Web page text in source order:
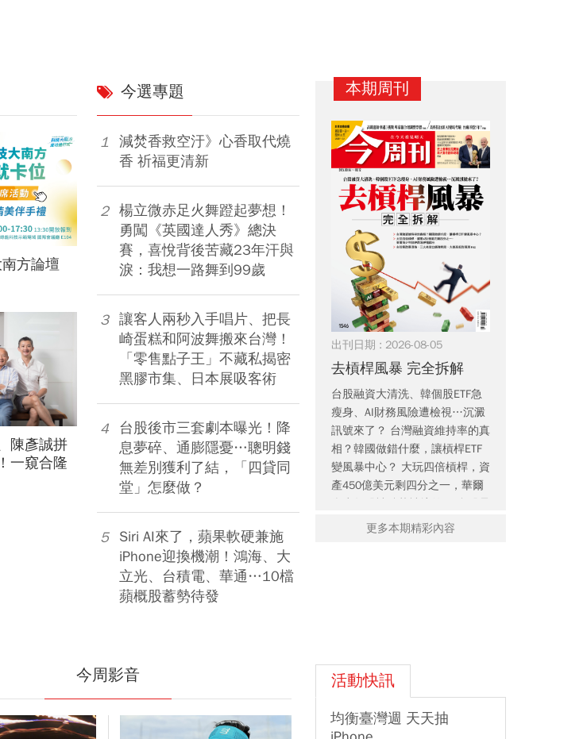
方論壇
陳彥誠拼
一窺合隆
高股息抗跌王選誰？台
股7月跌6％，它竟逆勢
漲4％...
小資族勝率最高ETF配置
法公開：0050搭這「越
簡單越賺」
世界健身-KY營收大勝，
獲利輸給柏文？誰是賺
錢金雞母
包租教母4年前收房東私
訊看出「包租代管龍頭
岌岌可危」
2026高股息ETF推薦：3
大優點比較分析，這樣
早餐吃可頌、拿鐵傷心
臟？心臟名醫早上9點前
不做5件事
今選專題
1
減焚香救空汙》心香取代燒
香 祈福更清新
2
楊立微赤足火舞蹬起夢想！
勇闖《英國達人秀》總決
賽，喜悅背後苦藏23年汗與
淚：我想一路舞到99歲
3
讓客人兩秒入手唱片、把長
崎蛋糕和阿波舞搬來台灣！
「零售點子王」不藏私揭密
黑膠市集、日本展吸客術
4
台股後市三套劇本曝光！降
息夢碎、通膨隱憂…聰明錢
無差別獲利了結，「四貸同
堂」怎麼做？
5
Siri AI來了，蘋果軟硬兼施
iPhone迎換機潮！鴻海、大
立光、台積電、華通…10檔
蘋概股蓄勢待發
本期周刊
出刊日期 : 2026-08-05
去槓桿風暴 完全拆解
台股融資大清洗、韓個股ETF急
瘦身、AI財務風險遭檢視…沉澱
訊號來了？ 台灣融資維持率的真
相？韓國做錯什麼，讓槓桿ETF
變風暴中心？ 大玩四倍槓桿，資
產450億美元剩四分之一，華爾
跌暴漲後，三大名家口袋強勢
5年？
更多本期精彩內容
今周影音 活動快訊
均衡臺灣週 天天抽